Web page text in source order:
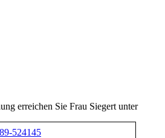
erreichen Sie Frau Siegert unter
524145